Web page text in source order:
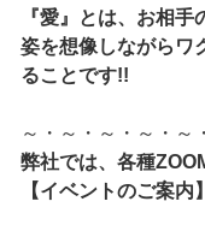
『愛』とは、お相
姿を想像しながらワ
ることです!!
～・～・～・～・～
弊社では、各種
【イベントのご案内】